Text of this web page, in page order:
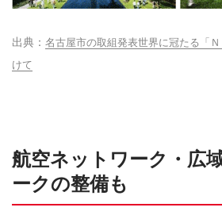
名古屋市の取組発表世界に冠たる「
けて
航空ネットワーク・広
ークの整備も